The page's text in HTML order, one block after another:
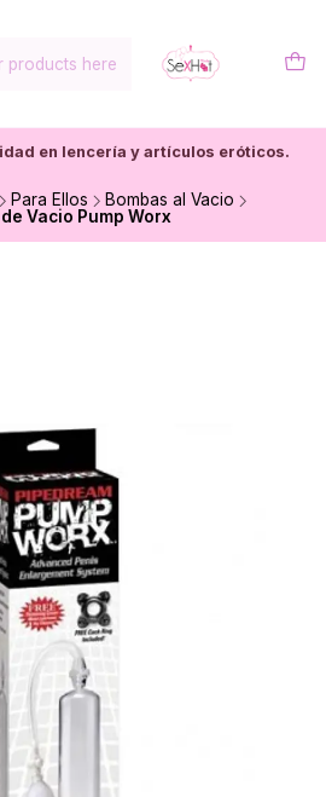
en lencería y artículos eróticos.
Para Ellos
Bombas al Vacio
Vacio Pump Worx